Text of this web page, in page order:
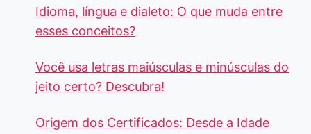
Idioma, língua e dialeto: O que muda entre
esses conceitos?
Você usa letras maiúsculas e minúsculas do
jeito certo? Descubra!
Origem dos Certificados: Desde a Idade